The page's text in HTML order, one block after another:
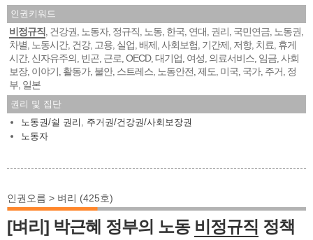
인권키워드
비정규직 건강권 노동자, 정규직 노동 한국 연대 권리 국민연금 노동권
차별 노동시간, 건강, 고용 실업 배제 사회보험 기간제 저항, 치료 휴게
시간, 신자유주의 빈곤 근로 OECD, 대기업 여성 의료서비스 임금 사회
보장, 이야기 활동가, 불안, 스트레스 노동안전 제도 미국 국가, 주거 정
부 일본
권리 및 집단
노동권/쉴 권리
주거권/건강권/사회보장권
노동자
인권오름 > 벼리 (425호)
[벼리] 박근혜 정부의 노동 비정규직 정책